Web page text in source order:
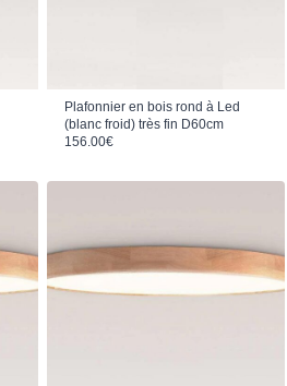
Plafonnier en bois rond à Led
(blanc froid) très fin D60cm
156.00€